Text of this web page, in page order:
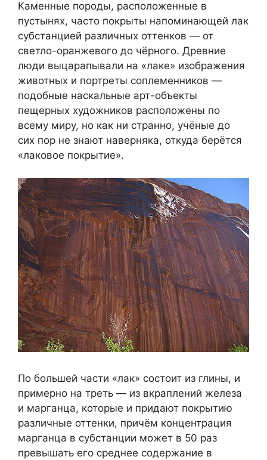
Каменные породы, расположенные в
пустынях, часто покрыты напоминающей лак
субстанцией различных оттенков — от
светло-оранжевого до чёрного. Древние
люди выцарапывали на «лаке» изображения
животных и портреты соплеменников —
подобные наскальные арт-объекты
пещерных художников расположены по
всему миру, но как ни странно, учёные до
сих пор не знают наверняка, откуда берётся
«лаковое покрытие».
По большей части «лак» состоит из глины, и
примерно на треть — из вкраплений железа
и марганца, которые и придают покрытию
различные оттенки, причём концентрация
марганца в субстанции может в 50 раз
превышать его среднее содержание в